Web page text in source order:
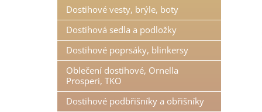
Dostihové vesty, brýle, boty
Dostihová sedla a podložky
Dostihové poprsáky, blinkersy
Oblečení dostihové, Ornella
Prosperi, TKO
Dostihové podbřišníky a obřišníky